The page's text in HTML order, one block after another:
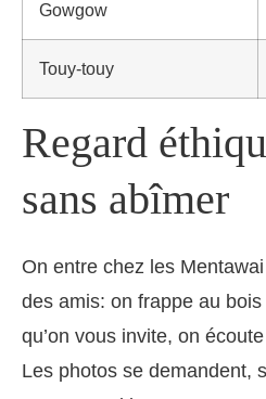
Gowgow
Touy-touy
Regard
sans abîmer
On entre chez les
des amis: on frappe au
qu’on vous invite, on
Les photos se demandent,